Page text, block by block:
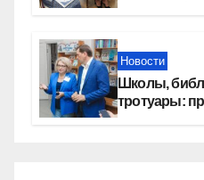
Новости
Школы,
тротуары: